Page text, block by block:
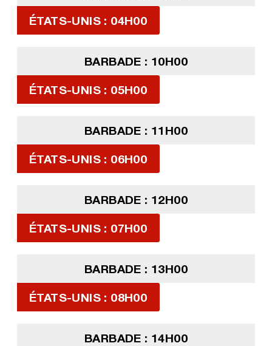
ÉTATS-UNIS : 04H00
BARBADE : 10H00
ÉTATS-UNIS : 05H00
BARBADE : 11H00
ÉTATS-UNIS : 06H00
BARBADE : 12H00
ÉTATS-UNIS : 07H00
BARBADE : 13H00
ÉTATS-UNIS : 08H00
BARBADE : 14H00